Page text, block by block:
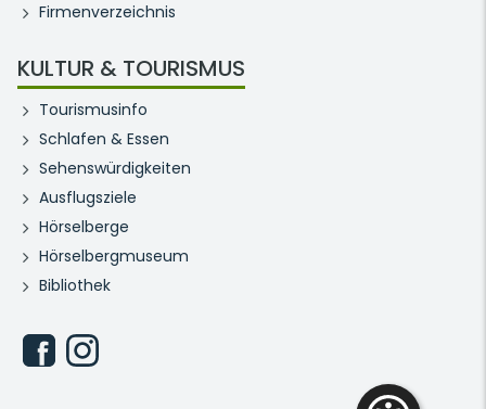
Firmenverzeichnis
KULTUR & TOURISMUS
Tourismusinfo
Schlafen & Essen
Sehenswürdigkeiten
Ausflugsziele
Hörselberge
Hörselbergmuseum
Bibliothek